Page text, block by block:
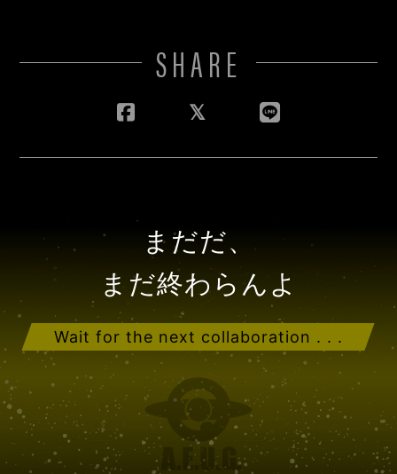
SHARE
まだだ、
まだ終わらんよ
Wait for the next collaboration . . .